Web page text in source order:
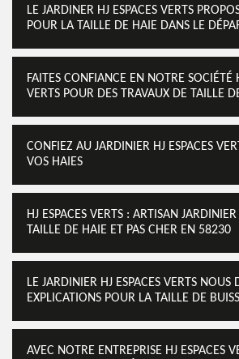
LE JARDINER HJ ESPACES VERTS
POUR LA TAILLE DE HAIE DANS LE
FAITES CONFIANCE EN NOTRE SOCIÉTÉ
VERTS POUR DES TRAVAUX DE TAILLE
CONFIEZ AU JARDINIER HJ ESPACES
VOS HAIES
HJ ESPACES VERTS : ARTISAN
TAILLE DE HAIE ET PAS CHER EN 58230
LE JARDINIER HJ ESPACES VERTS NOUS
EXPLICATIONS POUR LA TAILLE DE
AVEC NOTRE ENTREPRISE HJ ESPACES